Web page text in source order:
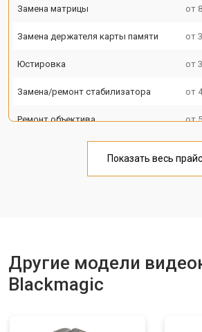
Замена матрицы от
Замена держателя карты памяти от
Юстировка от
Замена/ремонт стабилизатора от
Ремонт объектива от
Показать весь прайс
Другие модели
Blackmagic